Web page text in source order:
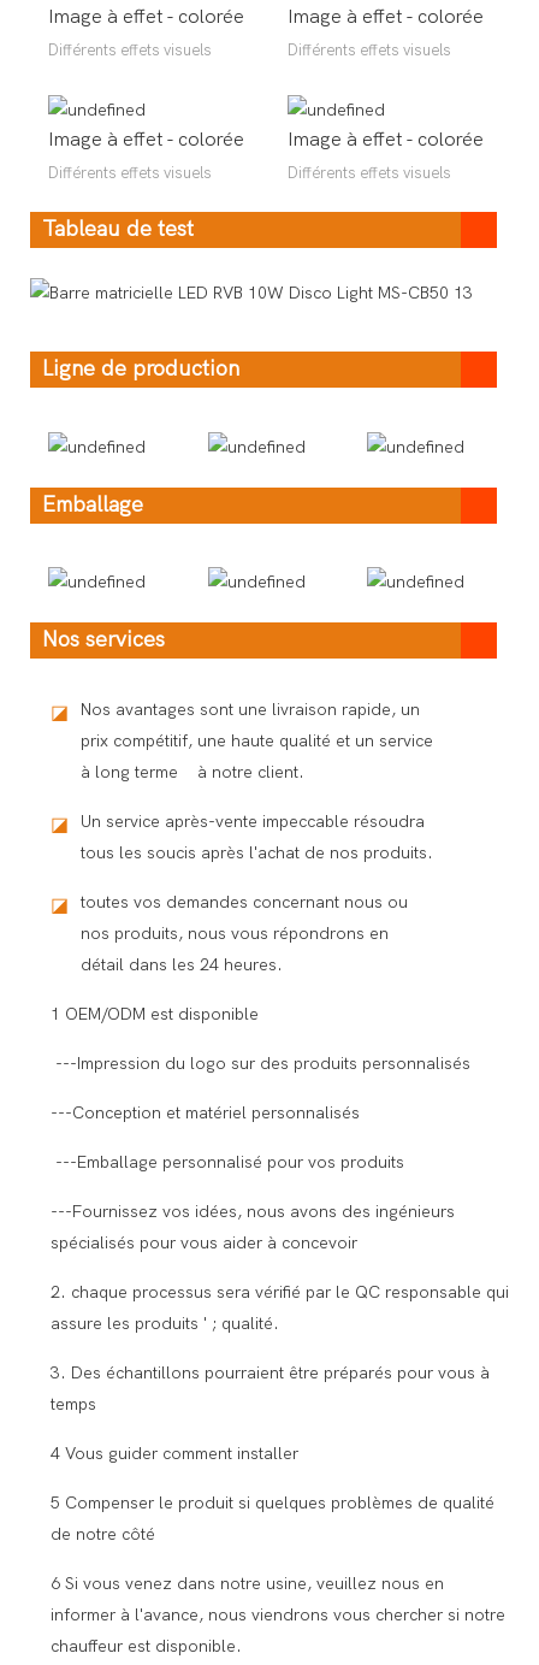
Image à effet - colorée
Différents effets visuels
Image à effet - colorée
Différents effets visuels
Image à effet - colorée
Différents effets visuels
Image à effet - colorée
Différents effets visuels
Tableau de test
Ligne de production
Emballage
Nos services
◪
Nos avantages sont une livraison rapide, un
prix compétitif, une haute qualité et un service
à long terme à notre client.
◪
Un service après-vente impeccable résoudra
tous les soucis après l'achat de nos produits.
◪
toutes vos demandes concernant nous ou
nos produits, nous vous répondrons en
détail dans les 24 heures.
1 OEM/ODM est disponible
---Impression du logo sur des produits personnalisés
---Conception et matériel personnalisés
---Emballage personnalisé pour vos produits
---Fournissez vos idées, nous avons des ingénieurs
spécialisés pour vous aider à concevoir
2. chaque processus sera vérifié par le QC responsable qui
assure les produits ' ; qualité.
3. Des échantillons pourraient être préparés pour vous à
temps
4 Vous guider comment installer
5 Compenser le produit si quelques problèmes de qualité
de notre côté
6 Si vous venez dans notre usine, veuillez nous en
informer à l'avance, nous viendrons vous chercher si notre
chauffeur est disponible.